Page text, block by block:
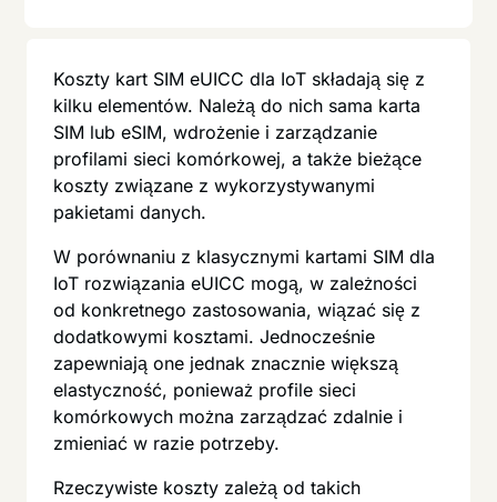
Koszty kart SIM eUICC dla IoT składają się z
kilku elementów. Należą do nich sama karta
SIM lub eSIM, wdrożenie i zarządzanie
profilami sieci komórkowej, a także bieżące
koszty związane z wykorzystywanymi
pakietami danych.
W porównaniu z klasycznymi kartami SIM dla
IoT rozwiązania eUICC mogą, w zależności
od konkretnego zastosowania, wiązać się z
dodatkowymi kosztami. Jednocześnie
zapewniają one jednak znacznie większą
elastyczność, ponieważ profile sieci
komórkowych można zarządzać zdalnie i
zmieniać w razie potrzeby.
Rzeczywiste koszty zależą od takich